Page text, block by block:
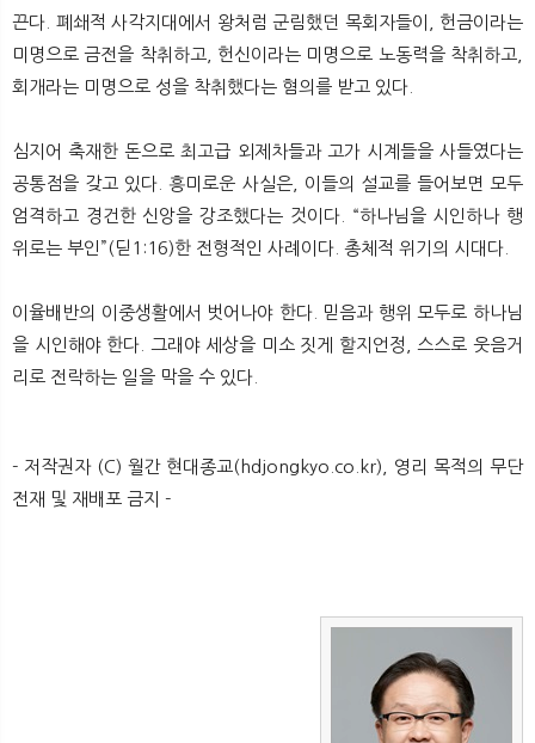
끈다. 폐쇄적 사각지대에서 왕처럼 군림했던 목회자들이, 헌금이라는
미명으로 금전을 착취하고, 헌신이라는 미명으로 노동력을 착취하고,
회개라는 미명으로 성을 착취했다는 혐의를 받고 있다.
심지어 축재한 돈으로 최고급 외제차들과 고가 시계들을 사들였다는
공통점을 갖고 있다. 흥미로운 사실은, 이들의 설교를 들어보면 모두
엄격하고 경건한 신앙을 강조했다는 것이다. “하나님을 시인하나 행
위로는 부인”(딛1:16)한 전형적인 사례이다. 총체적 위기의 시대다.
이율배반의 이중생활에서 벗어나야 한다. 믿음과 행위 모두로 하나님
을 시인해야 한다. 그래야 세상을 미소 짓게 할지언정, 스스로 웃음거
리로 전락하는 일을 막을 수 있다.
- 저작권자 (C) 월간 현대종교(hdjongkyo.co.kr), 영리 목적의 무단
전재 및 재배포 금지 -